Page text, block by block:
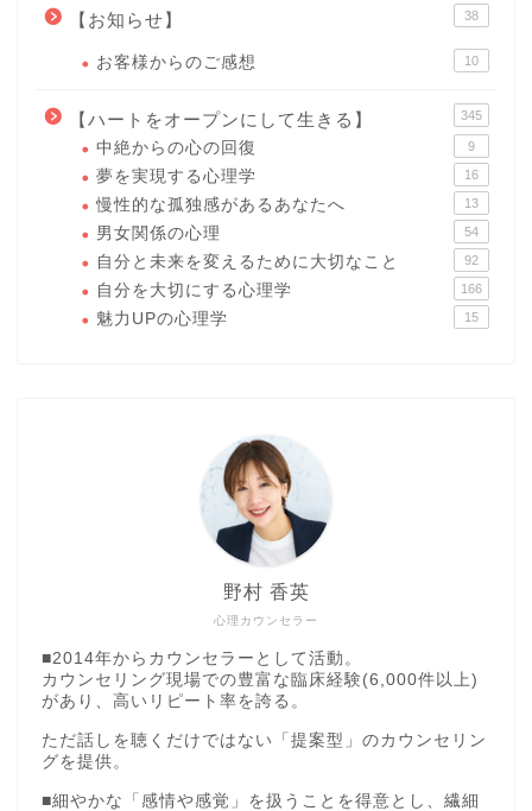
【お知らせ】 38
お客様からのご感想 10
【ハートをオープンにして生きる】 345
中絶からの心の回復 9
夢を実現する心理学 16
慢性的な孤独感があるあなたへ 13
男女関係の心理 54
自分と未来を変えるために大切なこと 92
自分を大切にする心理学 166
魅力UPの心理学 15
心理カウンセラー
野村 香英
■2014年からカウンセラーとして活動。
カウンセリング現場での豊富な臨床経験(6,000件以上)
があり、高いリピート率を誇る。
ただ話しを聴くだけではない「提案型」のカウンセリン
グを提供。
■細やかな「感情や感覚」を扱うことを得意とし、繊細